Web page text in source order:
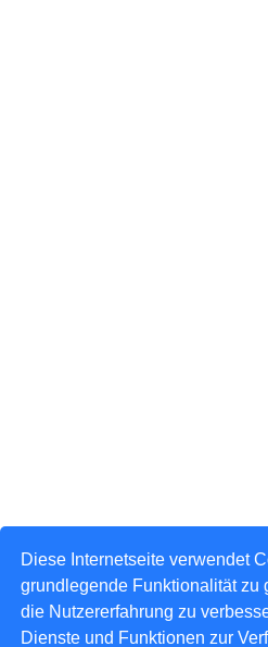
Diese Internetseite verwendet
grundlegende Funktionalität zu
die Nutzererfahrung zu
Dienste und Funktionen zur